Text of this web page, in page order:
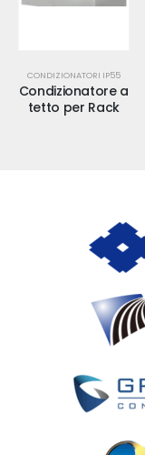
CONDIZIONATORI IP55
Condizionatore a
tetto per Rack